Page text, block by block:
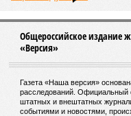
Общероссийское издание
«Версия»
Газета «Наша версия»
расследований. Официальный
штатных и внештатных
событиями и новостями,